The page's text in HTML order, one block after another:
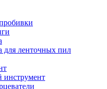
для ленточных пил
инструмент